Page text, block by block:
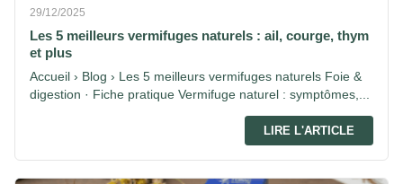
29/12/2025
Les 5 meilleurs vermifuges naturels : ail, courge, thym
et plus
Accueil › Blog › Les 5 meilleurs vermifuges naturels Foie &
digestion · Fiche pratique Vermifuge naturel : symptômes,...
LIRE L'ARTICLE